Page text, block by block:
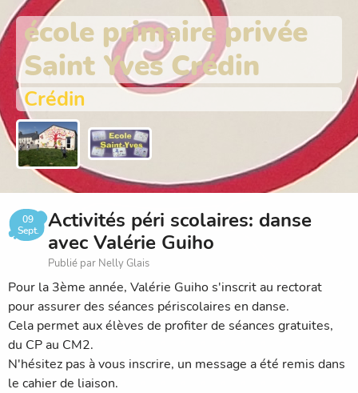
école primaire privée
Saint Yves Crédin
Crédin
09
Sept.
Activités péri scolaires: danse
avec Valérie Guiho
Publié par Nelly Glais
Pour la 3ème année, Valérie Guiho s'inscrit au rectorat
pour assurer des séances périscolaires en danse.
Cela permet aux élèves de profiter de séances gratuites,
du CP au CM2.
N'hésitez pas à vous inscrire, un message a été remis dans
le cahier de liaison.